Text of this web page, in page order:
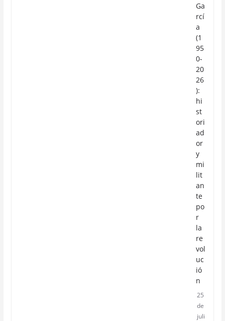
Ga
rcí
a
(1
95
0-
20
26
):
hi
st
ori
ad
or
y
mi
lit
an
te
po
r
la
re
vol
uc
ió
n
25
de
juli